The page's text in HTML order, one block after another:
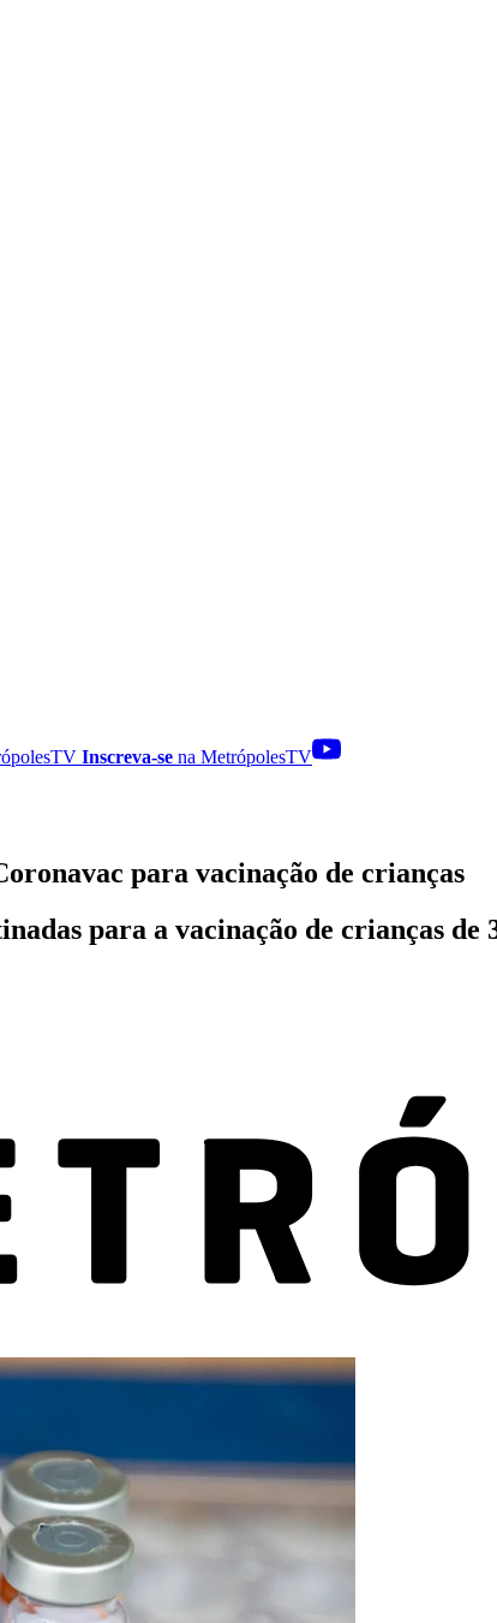
Inscreva-se na MetrópolesTV
para vacinação de crianças
para a vacinação de crianças de